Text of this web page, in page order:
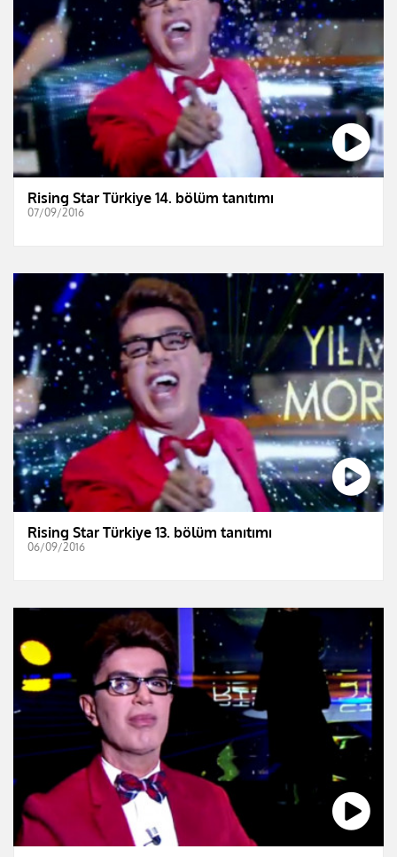
Rising Star Türkiye 14. bölüm tanıtımı
07/09/2016
Rising Star Türkiye 13. bölüm tanıtımı
06/09/2016